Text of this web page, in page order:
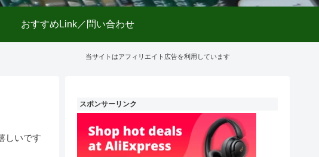
おすすめLink／問い合わせ
当サイトはアフィリエイト広告を利用しています
しいです
スポンサーリンク